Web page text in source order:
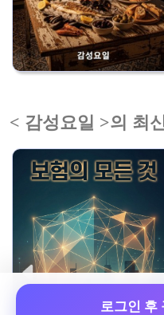
로그인 후
< 감성요일 >의 최